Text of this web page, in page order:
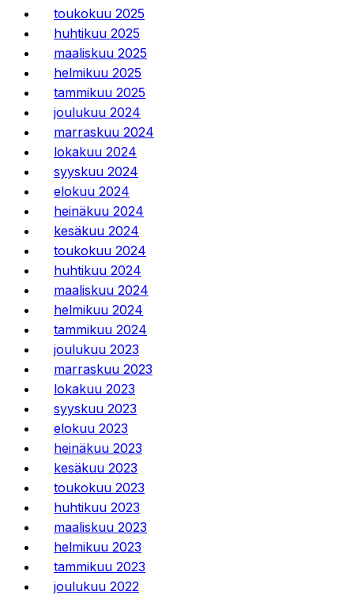
toukokuu 2025
huhtikuu 2025
maaliskuu 2025
helmikuu 2025
tammikuu 2025
joulukuu 2024
marraskuu 2024
lokakuu 2024
syyskuu 2024
elokuu 2024
heinäkuu 2024
kesäkuu 2024
toukokuu 2024
huhtikuu 2024
maaliskuu 2024
helmikuu 2024
tammikuu 2024
joulukuu 2023
marraskuu 2023
lokakuu 2023
syyskuu 2023
elokuu 2023
heinäkuu 2023
kesäkuu 2023
toukokuu 2023
huhtikuu 2023
maaliskuu 2023
helmikuu 2023
tammikuu 2023
joulukuu 2022